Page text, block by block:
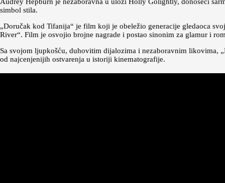
simbol stila.
„Doručak kod Tifanija“ je film koji je obeležio generacije gledaoca
River“. Film je osvojio brojne nagrade i postao sinonim za glamur i
Sa svojom ljupkošću, duhovitim dijalozima i nezaboravnim likovima,
od najcenjenijih ostvarenja u istoriji kinematografije.